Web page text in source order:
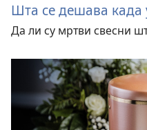
Шта се дешава када
Да ли су мртви свесни